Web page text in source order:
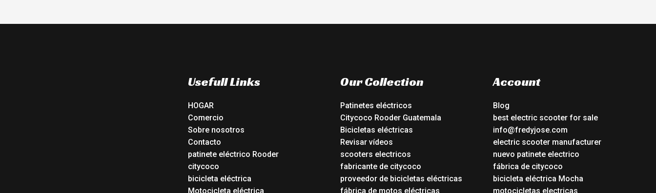
Usefull Links
HOGAR
Comercio
Sobre nosotros
Contacto
patinete eléctrico Rooder
citycoco
bicicleta eléctrica
Motocicleta eléctrica
Our Collection
Patinetes eléctricos
Citycoco Rooder Guatemala
Bicicletas eléctricas
Revisar vídeos
scooters electricos
fabricante de citycoco
proveedor de bicicletas eléctricas
fábrica de motos eléctricas
Account
Blog
best electric scooter for sale
info@fredyjose.com
electric scooter manufacturer
nuevo patinete electrico
fábrica de citycoco
bicicleta eléctrica Mocha
motocicletas electricas